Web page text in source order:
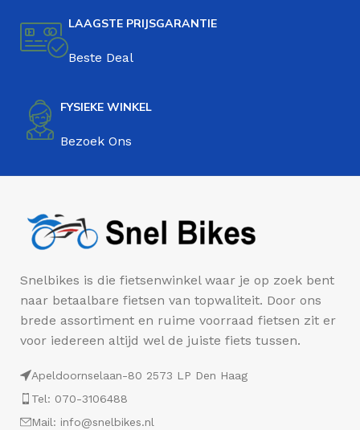
LAAGSTE PRIJSGARANTIE
Beste Deal
FYSIEKE WINKEL
Bezoek Ons
Snelbikes is die fietsenwinkel waar je op zoek bent
naar betaalbare fietsen van topwaliteit. Door ons
brede assortiment en ruime voorraad fietsen zit er
voor iedereen altijd wel de juiste fiets tussen.
Apeldoornselaan-80 2573 LP Den Haag
Tel: 070-3106488
Mail: info@snelbikes.nl